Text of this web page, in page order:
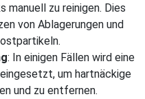
manuell zu reinigen. Dies
von Ablagerungen und
: In einigen Fällen wird eine
um hartnäckige
und zu entfernen.